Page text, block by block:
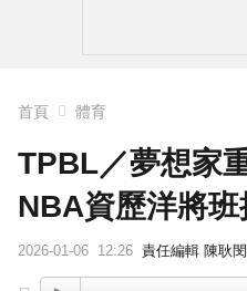
首頁 體育
TPBL／夢想家
NBA資歷洋將班
2026-01-06 12:26 責任編輯 陳耿閔